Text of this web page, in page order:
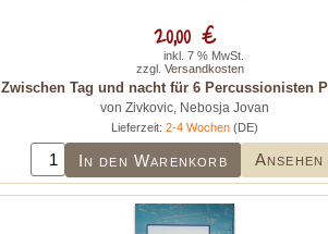
Zwischen Tag und nacht für 6 Percussionisten
von Zivkovic, Nebosja Jovan
Lieferzeit: 2-4 Wochen(DE)
In den Warenkorb Ansehen
20,00 €
inkl. 7 % MwSt.
zzgl. Versandkosten